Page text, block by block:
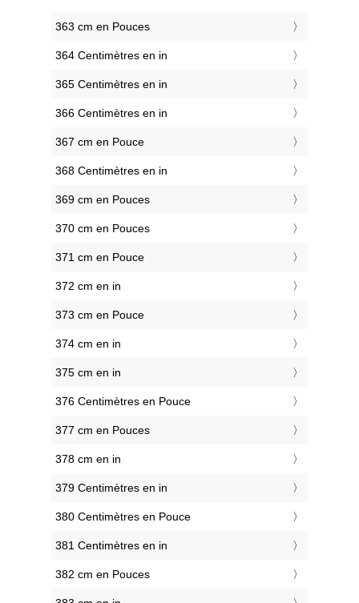
363 cm en Pouces
364 Centimètres en in
365 Centimètres en in
366 Centimètres en in
367 cm en Pouce
368 Centimètres en in
369 cm en Pouces
370 cm en Pouces
371 cm en Pouce
372 cm en in
373 cm en Pouce
374 cm en in
375 cm en in
376 Centimètres en Pouce
377 cm en Pouces
378 cm en in
379 Centimètres en in
380 Centimètres en Pouce
381 Centimètres en in
382 cm en Pouces